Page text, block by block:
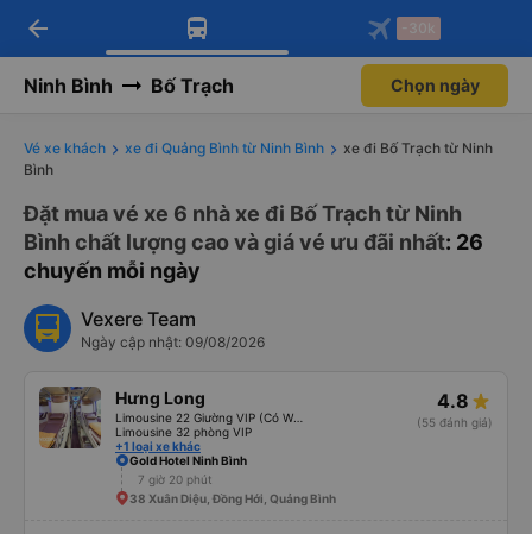
Tải app Vexere ngay!
Nhận ưu đãi thành viên độc
Mở app
Tải app Vexere
-30k/ghế khi đặt vé máy bay qua
Mở app
arrow_back -30k
Ninh Bình Bố Trạch Chọn ngày
Vé xe khách xe đi Quảng Bình từ Ninh Bình
xe đi Bố Trạch từ Ninh
Bình
Đặt mua vé xe 6 nhà xe đi Bố Trạch từ Ninh
Bình chất lượng cao và giá vé ưu đãi nhất: 26
chuyến mỗi ngày
Vexere Team
Ngày cập nhật: 09/08/2026
Hưng Long
Limousine 32 phòng VIP
+1 loại xe khác
4.8
(55 đánh giá)
Gold Hotel Ninh Bình
7 giờ 20 phút
38 Xuân Diệu, Đồng Hới, Quảng Bình